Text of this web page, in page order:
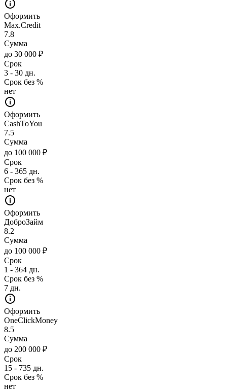
Оформить
Max.Credit
7.8
Сумма
до 30 000 ₽
Срок
3 - 30 дн.
Срок без %
нет
Оформить
CashToYou
7.5
Сумма
до 100 000 ₽
Срок
6 - 365 дн.
Срок без %
нет
Оформить
ДоброЗайм
8.2
Сумма
до 100 000 ₽
Срок
1 - 364 дн.
Срок без %
7 дн.
Оформить
OneClickMoney
8.5
Сумма
до 200 000 ₽
Срок
15 - 735 дн.
Срок без %
нет